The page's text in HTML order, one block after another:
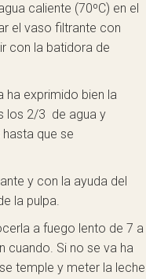
caliente (70ºC) en el
el vaso filtrante con
con la batidora de
ha exprimido bien la
los 2/3 de agua y
que se
y con la ayuda del
la pulpa.
a fuego lento de 7 a
cuando. Si no se va ha
temple y meter la leche